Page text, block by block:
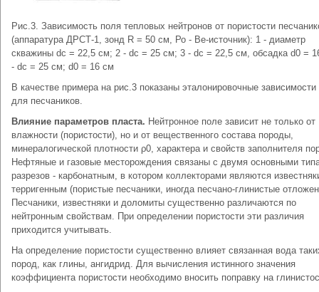
Рис.3. Зависимость поля тепловых нейтронов от пористости
(аппаратура ДРСТ-1, зонд R = 50 см, Ро - Ве-источник): 1 - диаметр
скважины dc = 22,5 см; 2 - dc = 25 см; 3 - dc = 22,5 см, обсадка d0 =
- dc = 25 см; d0 = 16 см
В качестве примера на рис.3 показаны эталонировочные
для песчаников.
Влияние параметров пласта. Нейтронное поле зависит не только от
влажности (пористости), но и от вещественного состава породы,
минералогической плотности ρ0, характера и свойств заполнителя
Нефтяные и газовые месторождения связаны с двумя основными
разрезов - карбонатным, в котором коллекторами являются
терригенным (пористые песчаники, иногда песчано-глинистые
Песчаники, известняки и доломиты существенно различаются по
нейтронным свойствам. При определении пористости эти различия
приходится учитывать.
На определение пористости существенно влияет связанная вода
пород, как глины, ангидрид. Для вычисления истинного значения
коэффициента пористости необходимо вносить поправку на